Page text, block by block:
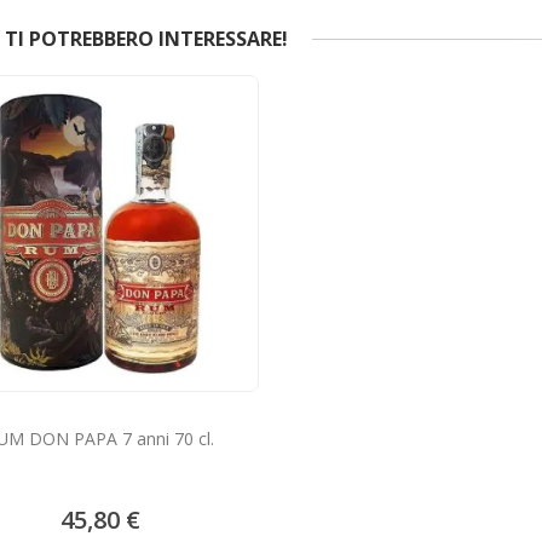
POTREBBERO INTERESSARE!
DON PAPA 7 anni 70 cl.
45,80 €